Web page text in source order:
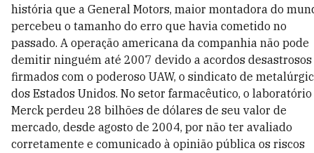
história que a General Motors, maior montadora do
percebeu o tamanho do erro que havia cometido no
passado. A operação americana da companhia não pode
demitir ninguém até 2007 devido a acordos desastrosos
firmados com o poderoso UAW, o sindicato de
dos Estados Unidos. No setor farmacêutico, o laboratório
Merck perdeu 28 bilhões de dólares de seu valor de
mercado, desde agosto de 2004, por não ter avaliado
corretamente e comunicado à opinião pública os riscos